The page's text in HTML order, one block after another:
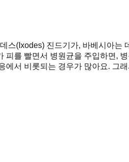
스(Ixodes) 진드기가, 바베시아는
를 빨면서 병원균을 주입하면,
서 비롯되는 경우가 많아요. 그